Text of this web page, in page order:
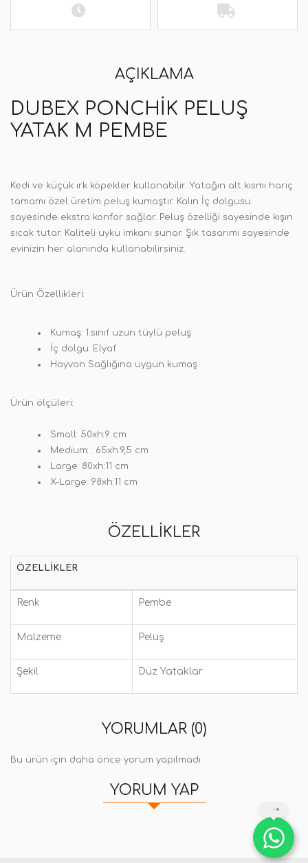
AÇIKLAMA
DUBEX PONCHIK PELUŞ
YATAK M PEMBE
Kedi ve küçük ırk köpekler kullanabilir. Yatağın alt kısmı hariç
tamamı özel üretim peluş kumaştır. Kalın İç dolgusu
sayesinde ekstra konfor sağlar. Peluş özelliği sayesinde kışın
sıcak tutar. Kaliteli uyku imkanı sunar. Şık tasarımı sayesinde
evinizin her alanında kullanabilirsiniz.
Ürün Özellikleri:
Kumaş: 1.sınıf uzun tüylü peluş
İç dolgu: Elyaf
Hayvan Sağlığına uygun kumaş
Ürün ölçüleri:
Small: 50xh:9 cm
Medium: : 65xh:9,5 cm
Large: 80xh:11 cm
X-Large: 98xh:11 cm
ÖZELLIKLER
ÖZELLIKLER
Renk Pembe
Malzeme Peluş
Şekil Düz Yataklar
YORUMLAR (0)
Bu ürün için daha önce yorum yapılmadı.
YORUM YAP